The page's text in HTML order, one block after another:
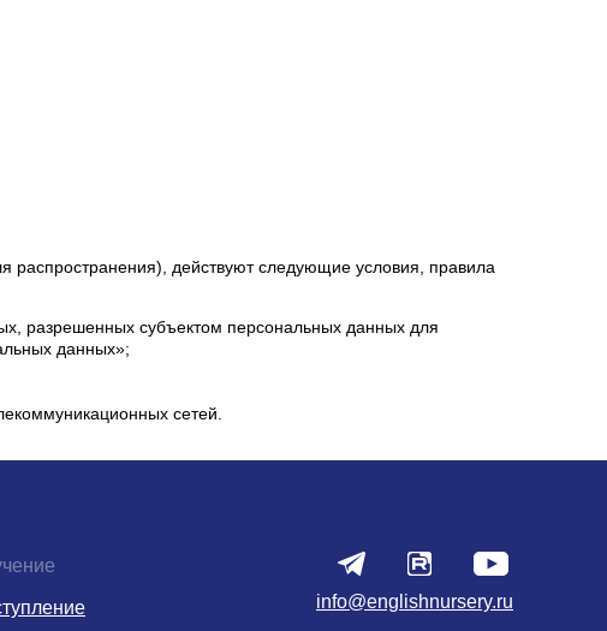
действуют следующие условия, правила
разрешенных субъектом персональных данных для
данных»;
сетей.
info@englishnursery.ru